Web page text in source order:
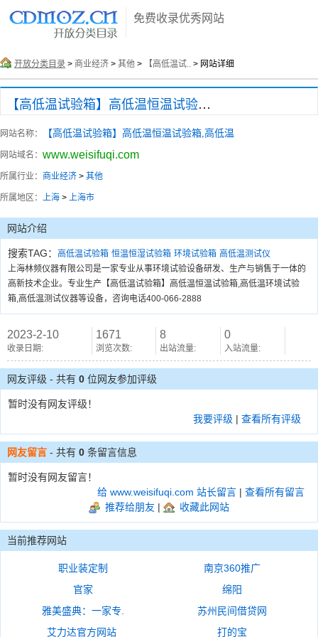
免费收录优秀网站
开放分类目录 > 商业经济 > 其他 > 【高低温试.. > 网站详细
【高低温试验箱】高低温恒温试验箱,高低温
网站名称： 【高低温试验箱】高低温恒温试验箱,高低温
网站域名： www.weisifuqi.com
所属行业： 商业经济 > 其他
所属地区： 上海 > 上海市
网站介绍
搜索TAG： 高低温试验箱 恒温恒湿试验箱 环境试验箱 高低温测试仪
上海林频仪器有限公司是一家专业从事环境试验设备研发、生产与销售于一体的
高新技术企业。专业生产【高低温试验箱】高低温恒温试验箱,高低温环境试验
箱,高低温测试仪器等设备，咨询电话400-066-2888
2023-2-10
收录日期:
1671
浏览次数:
8
出站流量:
0
入站流量:
网友评级 - 共有 0 位网友参加评级
暂时没有网友评级！
我要评级 | 查看所有评级
网友留言 - 共有 0 条留言信息
暂时没有网友留言！
给 www.weisifuqi.com 站长留言 | 查看所有留言
推荐给朋友 | 收藏此网站
当前推荐网站
职业装定制
南京360推广
官家
绵阳
雅美盛典：一家专.
苏州民间借贷网
艾力达官方网站
打的宝